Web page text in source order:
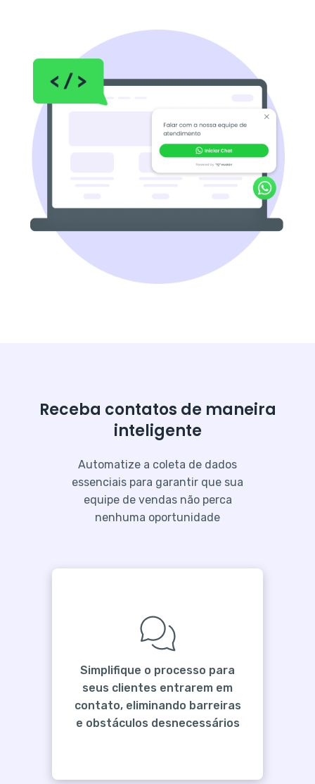
Receba contatos de maneira
inteligente
Automatize a coleta de dados
essenciais para garantir que sua
equipe de vendas não perca
nenhuma oportunidade
Simplifique o processo para
seus clientes entrarem em
contato, eliminando barreiras
e obstáculos desnecessários